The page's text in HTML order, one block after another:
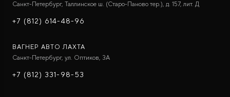
Санкт-Петербург, Таллинское ш. (Старо-Паново тер.), д. 157, лит. Д
+7 (812) 614-48-96
ВАГНЕР АВТО ЛАХТА
Санкт-Петербург, ул. Оптиков, 3A
+7 (812) 331-98-53